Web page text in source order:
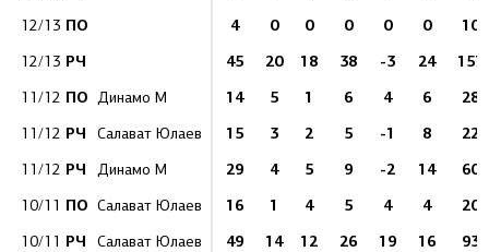
12/13 ПО 4 0 0 0 0 0 10
12/13 РЧ 45 20 18 38 -3 24 157
11/12 ПО Динамо М 14 5 1 6 4 6 28
11/12 РЧ Салават Юлаев 15 3 2 5 -1 8 22
11/12 РЧ Динамо М 29 4 5 9 -2 14 60
10/11 ПО Салават Юлаев 16 1 4 5 4 4 20
10/11 РЧ Салават Юлаев 49 14 12 26 19 16 93